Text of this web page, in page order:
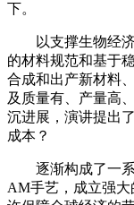
下。
以支撑生物经济
的材料规范和基于
合成和出产新材料
及质量有、产量高
沉进展，演讲提出
成本？
逐渐构成了一系
AM手艺，成立强